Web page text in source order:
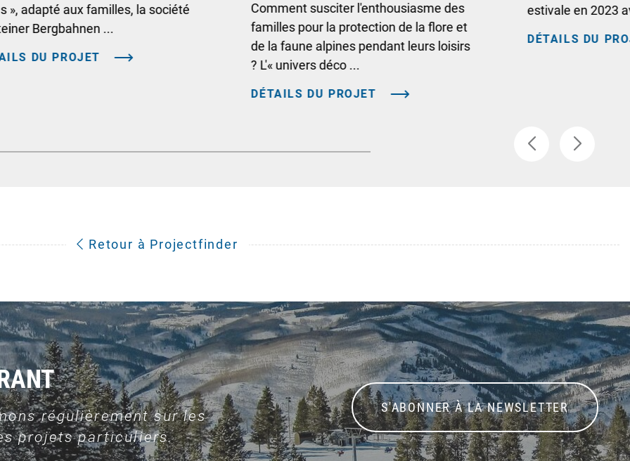
», adapté aux familles, la société
Bergbahnen ...
DU PROJET
Comment susciter l'enthousiasme des
familles pour la protection de la flore et
de la faune alpines pendant leurs loisirs
? L'« univers déco ...
DÉTAILS DU PROJET
estivale en 2023
DÉTAILS DU
Retour à Projectfinder
régulièrement sur les
projets particuliers.
S'ABONNER À LA NEWSLETTER